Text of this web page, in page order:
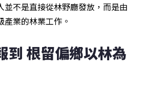
並不是直接從林野廳發放，而是由
業的林業工作。
到 根留偏鄉以林為